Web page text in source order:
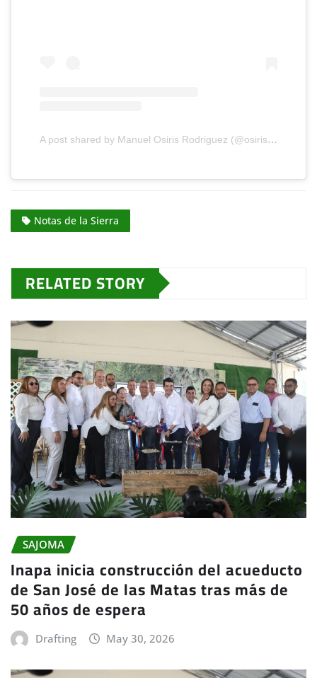
A post shared by Manuel Osiris Rodriguez (@osirisrodriguez21)
Notas de la Sierra
RELATED STORY
SAJOMA
Inapa inicia construcción del acueducto
de San José de las Matas tras más de
50 años de espera
Drafting May 30, 2026